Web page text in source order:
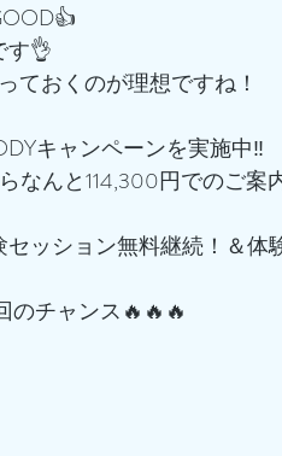
す👌
ておくのが理想ですね！
キャンペーンを実施中‼️
なんと114,300円でのご案
ッション無料継続！＆体
のチャンス🔥🔥🔥